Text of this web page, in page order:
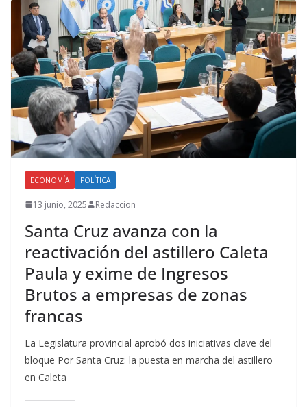
ECONOMÍA POLÍTICA
13 junio, 2025 Redaccion
Santa Cruz avanza con la
reactivación del astillero Caleta
Paula y exime de Ingresos
Brutos a empresas de zonas
francas
La Legislatura provincial aprobó dos iniciativas clave del
bloque Por Santa Cruz: la puesta en marcha del astillero
en Caleta